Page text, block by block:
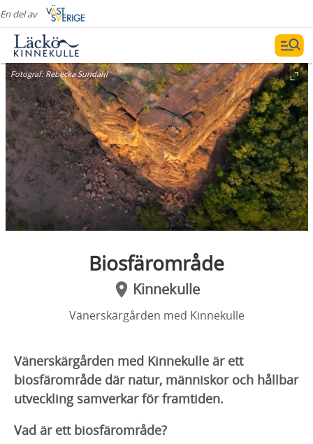
En del av
Fotograf: Rebecka Sundahl
Biosfärområde
Kinnekulle
Vänerskärgården med Kinnekulle
Vänerskärgården med Kinnekulle är ett
biosfärområde där natur, människor och hållbar
utveckling samverkar för framtiden.
Vad är ett biosfärområde?